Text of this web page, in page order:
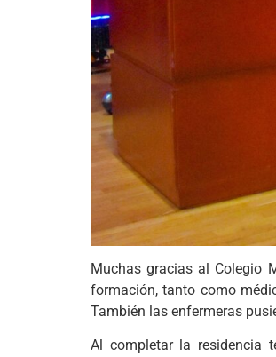
Muchas gracias al Colegio
formación, tanto como
También las enfermeras
Al completar la residencia